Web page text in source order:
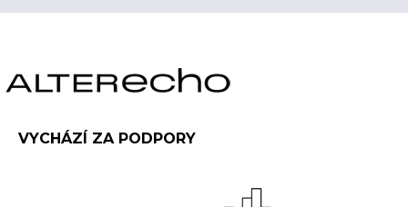
VYCHÁZÍ ZA PODPORY